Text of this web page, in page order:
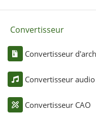
Convertisseur
Convertisseur
Convertisseur audio
Convertisseur CAO